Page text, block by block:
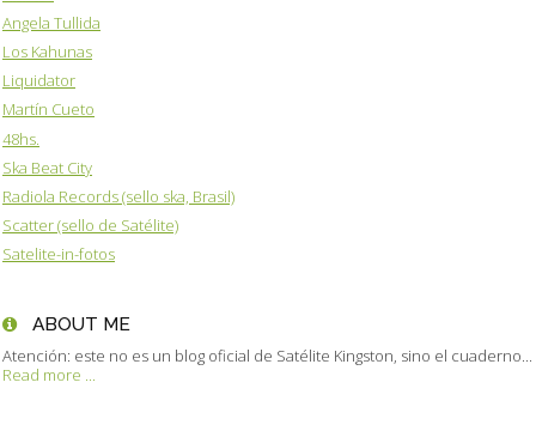
Angela Tullida
Los Kahunas
Liquidator
Martín Cueto
48hs.
Ska Beat City
Radiola Records (sello ska, Brasil)
Scatter (sello de Satélite)
Satelite-in-fotos
ABOUT ME
Atención: este no es un blog oficial de Satélite Kingston, sino el cuaderno...
Read more ...